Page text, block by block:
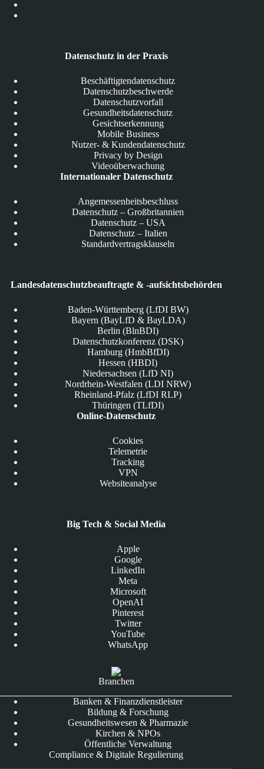
Datenschutz in der Praxis
Beschäftigtendatenschutz
Datenschutzbeschwerde
Datenschutzvorfall
Gesundheitsdatenschutz
Gesichtserkennung
Mobile Business
Nutzer- & Kundendatenschutz
Privacy by Design
Videoüberwachung
Internationaler Datenschutz
Angemessenheitsbeschluss
Datenschutz – Großbritannien
Datenschutz – USA
Datenschutz – Italien
Standardvertragsklauseln
Landesdatenschutzbeauftragte & -aufsichtsbehörden
Baden-Württemberg (LfDI BW)
Bayern (BayLfD & BayLDA)
Berlin (BlnBDI)
Datenschutzkonferenz (DSK)
Hamburg (HmbBfDI)
Hessen (HBDI)
Niedersachsen (LfD NI)
Nordrhein-Westfalen (LDI NRW)
Rheinland-Pfalz (LfDI RLP)
Thüringen (TLfDI)
Online-Datenschutz
Cookies
Telemetrie
Tracking
VPN
Websiteanalyse
Big Tech & Social Media
Apple
Google
LinkedIn
Meta
Microsoft
OpenAI
Pinterest
Twitter
YouTube
WhatsApp
Branchen
Banken & Finanzdienstleister
Bildung & Forschung
Gesundheitswesen & Pharmazie
Kirchen & NPOs
Öffentliche Verwaltung
Compliance & Digitale Regulierung